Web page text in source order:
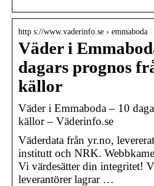
http s://www.vaderinfo.se › emmaboda
Väder i
dagars prognos
källor
Väder i Emmaboda – 10
källor – Väderinfo.se
Väderdata från yr.no,
institutt och NRK.
Vi värdesätter din integritet!
leverantörer lagrar …